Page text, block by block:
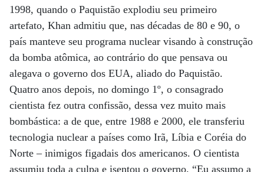
1998, quando o Paquistão explodiu seu primeiro
artefato, Khan admitiu que, nas décadas de 80 e 90, o
país manteve seu programa nuclear visando à construção
da bomba atômica, ao contrário do que pensava ou
alegava o governo dos EUA, aliado do Paquistão.
Quatro anos depois, no domingo 1º, o consagrado
cientista fez outra confissão, dessa vez muito mais
bombástica: a de que, entre 1988 e 2000, ele transferiu
tecnologia nuclear a países como Irã, Líbia e Coréia do
Norte – inimigos figadais dos americanos. O cientista
assumiu toda a culpa e isentou o governo. “Eu assumo a